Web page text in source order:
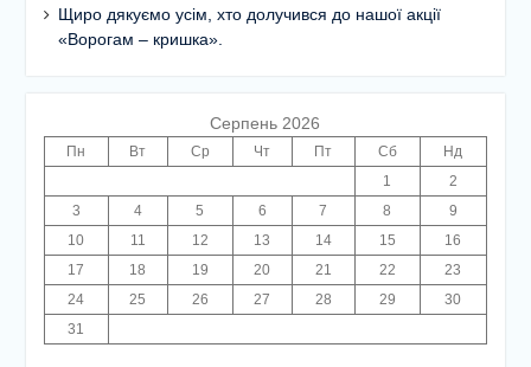
Щиро дякуємо усім, хто долучився до нашої акції
«Ворогам – кришка».
Серпень 2026
Пн Вт Ср Чт Пт Сб
Нд
1
2
3
4 5 6 7 8
9
10
11 12 13 14 15
16
17
18 19 20 21 22
23
24
25 26 27 28 29
30
31